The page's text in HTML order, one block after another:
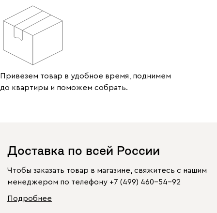
Привезем товар в удобное время, поднимем
до квартиры и поможем собрать.
Доставка по всей России
Чтобы заказать товар в магазине, свяжитесь с нашим
менеджером по телефону +7 (499) 460-54-92
Подробнее